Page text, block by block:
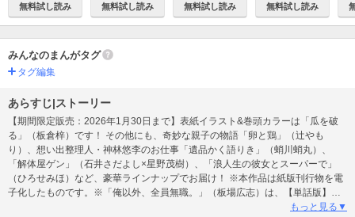
無料試し読み 無料試し読み 無料試し読み 無料試し読み
みんなのまんがタグ
タグ編集
あらすじ|ストーリー
【期間限定販売：2026年1月30日まで】表紙イラスト&巻頭カラーは「瓜を破
る」（板倉梓）です！ その他にも、奇妙な親子の物語「卵と鶏」（辻やも
り）、想い出整理人・神林悠李のお仕事「遺品かく語りき」（蛸川蛸丸）、
「解体屋ゲン」（石井さだよし×星野茂樹）、「浪人生の彼女とスーパーで」
（ひろせみほ）など、豪華ラインナップでお届け！ ※本作品は紙版刊行物を電
子化したものです。※「俺以外、全員無職。」（板場広志）は、【単話版】４
を再録しております。「僕の彼女は春を売る」（後藤ねぎ）は、【単話版】13
もっと見る▼